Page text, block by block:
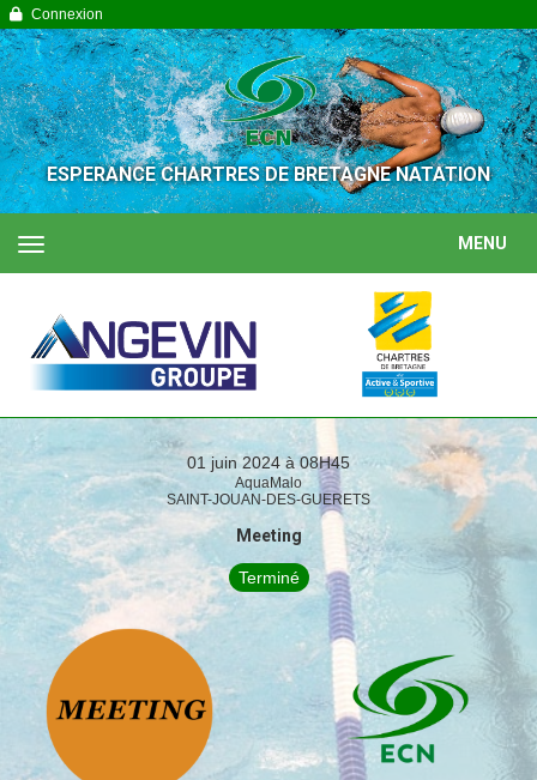
Connexion
ESPERANCE CHARTRES DE BRETAGNE NATATION
MENU
01 juin 2024 à 08H45
AquaMalo
SAINT-JOUAN-DES-GUERETS
Meeting
Terminé
Panneau de gestion des cookies